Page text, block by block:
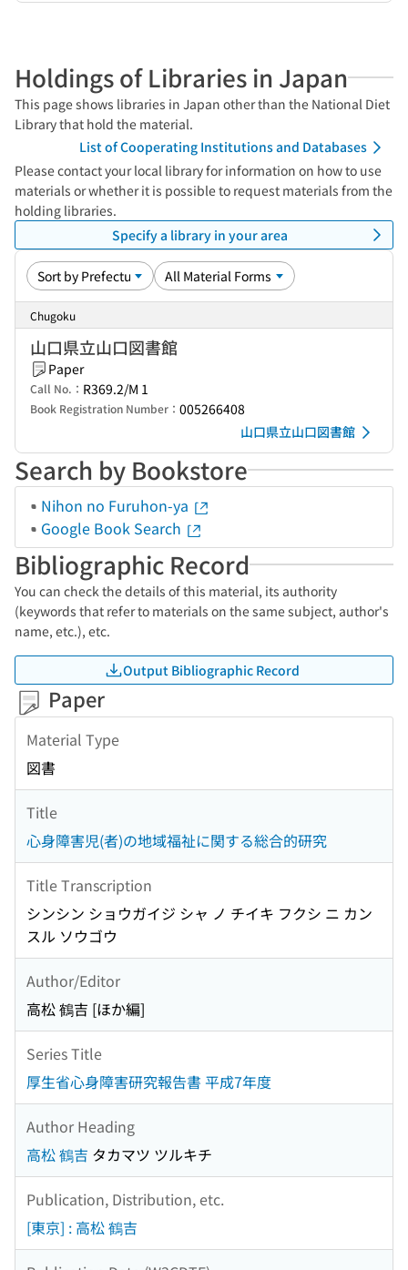
Holdings of Libraries in Japan
This page shows libraries in Japan other than the National Diet
Library that hold the material.
List of Cooperating Institutions and Databases
Please contact your local library for information on how to use
materials or whether it is possible to request materials from the
holding libraries.
Specify a library in your area
Chugoku
山口県立山口図書館
Paper
Call No.： R369.2/M 1
Book Registration Number： 005266408
山口県立山口図書館
Search by Bookstore
Nihon no Furuhon-ya
Google Book Search
Bibliographic Record
You can check the details of this material, its authority
(keywords that refer to materials on the same subject, author's
name, etc.), etc.
Output Bibliographic Record
Paper
Material Type
図書
Title
心身障害児(者)の地域福祉に関する総合的研究
Title Transcription
シンシン ショウガイジ シャ ノ チイキ フクシ ニ カン
スル ソウゴウ
Author/Editor
高松 鶴吉 [ほか編]
Series Title
厚生省心身障害研究報告書 平成7年度
Author Heading
高松 鶴吉 タカマツ ツルキチ
Publication, Distribution, etc.
[東京] : 高松 鶴吉